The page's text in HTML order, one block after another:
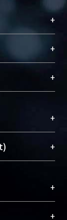
+
藏及向國際
圖書館整合
同功能平
期能整合研
researcher
the
+
+
+
性的社會運
作公開供使
升研究影響
+
由第三方贊
及第三方同
+
+